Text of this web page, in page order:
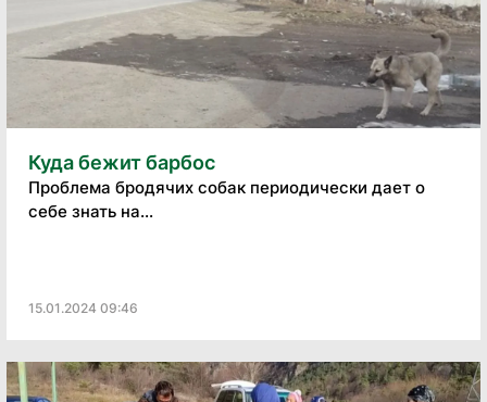
Куда бежит барбос
Проблема бродячих собак периодически дает о
себе знать на...
15.01.2024 09:46